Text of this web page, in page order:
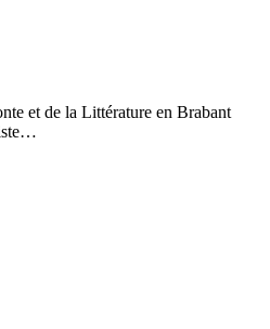
et de la Littérature en Brabant